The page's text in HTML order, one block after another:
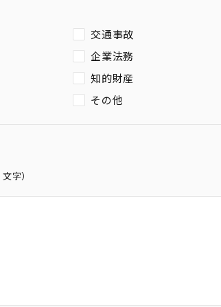
交通事故
企業法務
知的財産
その他
文字）